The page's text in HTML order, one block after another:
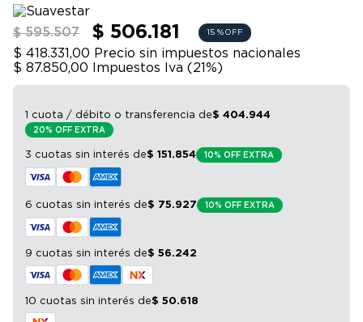
$ 595.507 $ 506.181 15 % OFF
$ 418.331,00 Precio sin impuestos nacionales
$ 87.850,00
Impuestos Iva (21%)
1 cuota / débito o transferencia de$ 404.944
20% OFF EXTRA
3 cuotas sin interés de$ 151 .854 10% OFF EXTRA
6 cuotas sin interés de$ 75.927 10% OFF EXTRA
9 cuotas sin interés de$ 56.242
10 cuotas sin interés de$ 50.618
10. sommier